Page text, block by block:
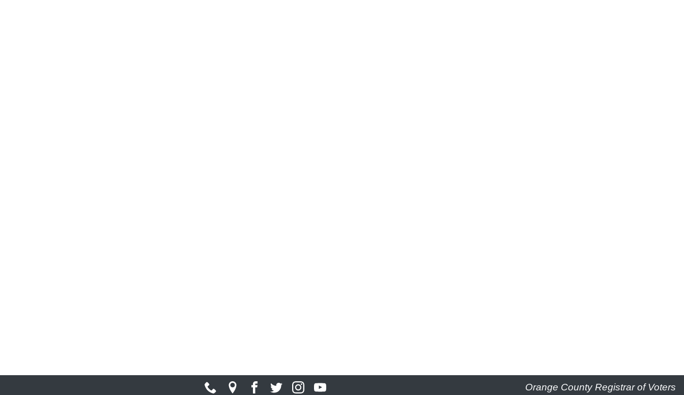
Orange County Registrar of Voters